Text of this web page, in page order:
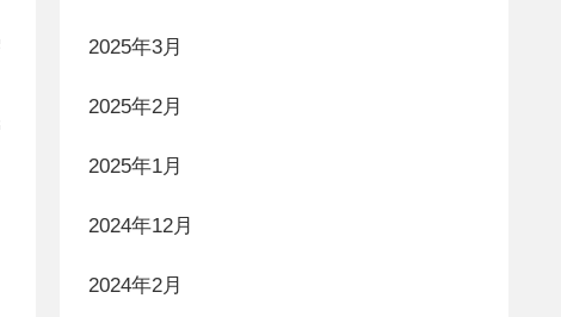
2025年3月
2025年2月
2025年1月
2024年12月
2024年2月